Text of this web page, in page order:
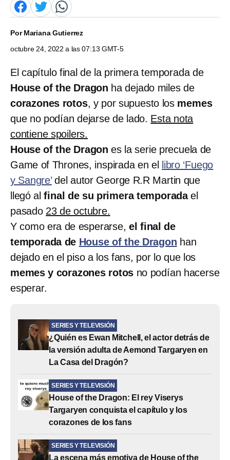
PorMariana Gutierrez
octubre 24, 2022 a las 07:13 GMT-5
El capítulo final de la primera temporada de
House of the Dragon ha dejado miles de
corazones rotos, y por supuesto los memes
que no podían dejarse de lado. Esta nota
contiene spoilers.
House of the Dragon es la serie precuela de
Game of Thrones, inspirada en el
libro ‘Fuego
y Sangre’del autor George R.R Martin que
llegó alfinal de su primera temporadael
pasado 23 de octubre.
Y como era de esperarse, el final de
temporada de House of the Dragon han
dejado en el piso a los fans, por lo que los
memes y corazones rotos no podían hacerse
esperar.
SERIES Y TELEVISIÓN
¿Quién es Ewan Mitchell, el actor detrás de
la versión adulta de Aemond Targaryen en
La Casa del Dragón?
SERIES Y TELEVISIÓN
House of the Dragon: El rey Viserys
Targaryen conquista el capítulo y los
corazones de los fans
SERIES Y TELEVISIÓN
La escena más emotiva de House of the